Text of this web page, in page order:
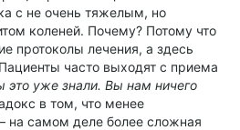
с не очень тяжелым, но
коленей. Почему? Потому что
протоколы лечения, а здесь
часто выходят с приема
это уже знали. Вы нам ничего
в том, что менее
на самом деле более сложная